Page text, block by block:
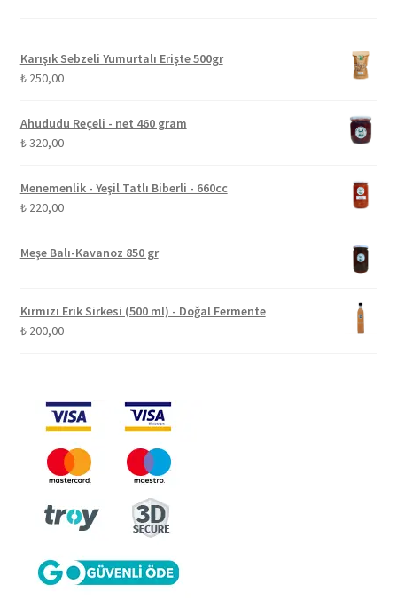
Karışık Sebzeli Yumurtalı Erişte 500gr
₺250,00
Ahududu Reçeli - net 460 gram
₺320,00
Menemenlik - Yeşil Tatlı Biberli - 660cc
₺220,00
Meşe Balı-Kavanoz 850 gr
Kırmızı Erik Sirkesi (500 ml) - Doğal Fermente
₺200,00